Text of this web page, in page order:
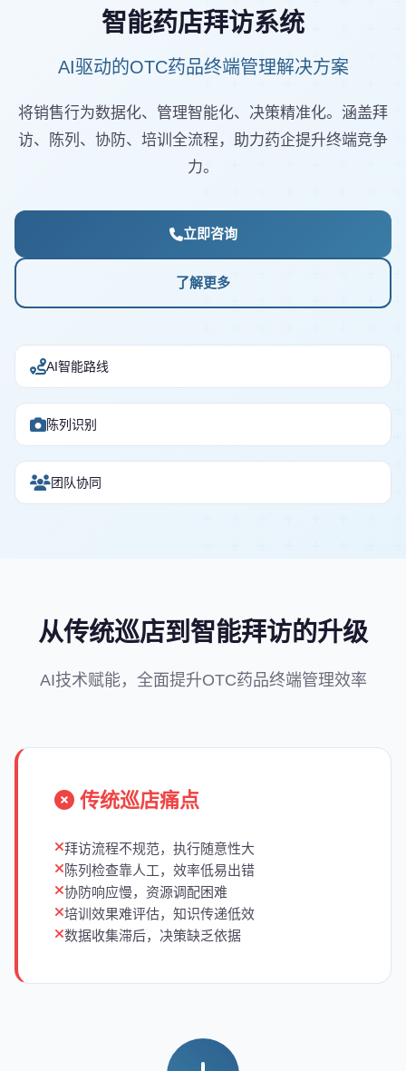
智能药店拜访系统
AI驱动的OTC药品终端管理解决方案
将销售行为数据化、管理智能化、决策精准化。涵盖拜
访、陈列、协防、培训全流程，助力药企提升终端竞争
力。
立即咨询
了解更多
AI智能路线
陈列识别
团队协同
从传统巡店到智能拜访的升级
AI技术赋能，全面提升OTC药品终端管理效率
传统巡店痛点
拜访流程不规范，执行随意性大
陈列检查靠人工，效率低易出错
协防响应慢，资源调配困难
培训效果难评估，知识传递低效
数据收集滞后，决策缺乏依据